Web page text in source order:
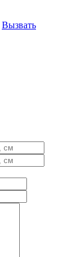
Вызвать